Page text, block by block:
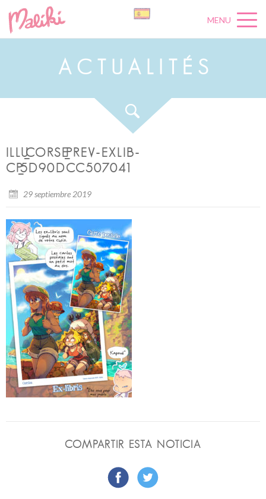
MENU
A C U A L É S
ILLU_CORSE_PREV-EXLIB-
CP_5D90DCC507041
29 septiembre 2019
COMPARTIR ESTA NOTICIA